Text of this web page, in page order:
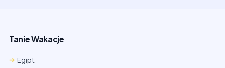
Tanie Wakacje
Egipt